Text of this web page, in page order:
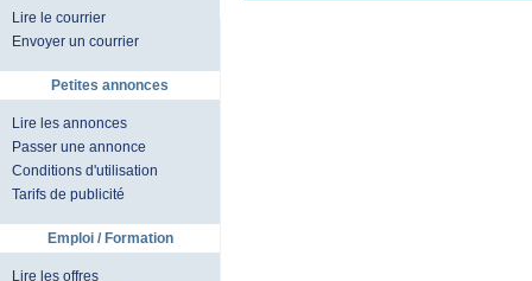
Lire le courrier
Envoyer un courrier
Petites annonces
Lire les annonces
Passer une annonce
Conditions d'utilisation
Tarifs de publicité
Emploi / Formation
Lire les offres